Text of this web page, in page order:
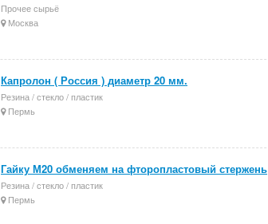
Прочее сырьё
Москва
Капролон ( Россия ) диаметр 20 мм.
Резина / стекло / пластик
Пермь
Гайку М20 обменяем на фторопластовый стержень
Резина / стекло / пластик
Пермь